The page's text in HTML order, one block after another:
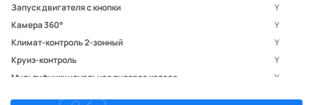
Запуск двигателя с кнопки
Y
Камера 360°
Y
Климат-контроль 2-зонный
Y
Круиз-контроль
Y
Мультифункциональное рулевое колесо
Y